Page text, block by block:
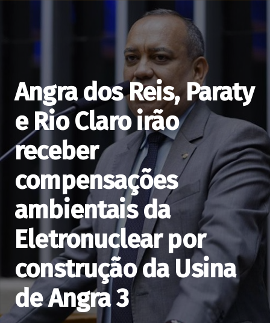
Angra dos Reis, Paraty
e Rio Claro irão
receber
compensações
ambientais da
Eletronuclear por
construção da Usina
de Angra 3